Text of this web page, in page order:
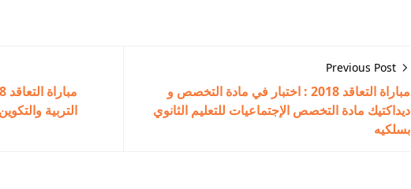
التربية
Previous Post
مباراة التعاقد 2018 : اختبار في مادة التخصص و
ديداكتيك مادة التخصص الإجتماعيات للتعليم الثانوي
بسلكيه